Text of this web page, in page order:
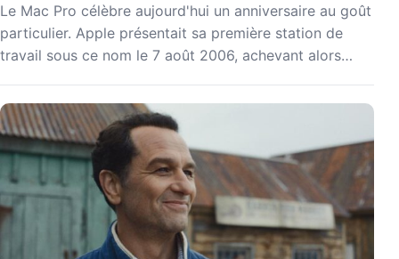
Le Mac Pro célèbre aujourd'hui un anniversaire au goût
particulier. Apple présentait sa première station de
travail sous ce nom le 7 août 2006, achevant alors…